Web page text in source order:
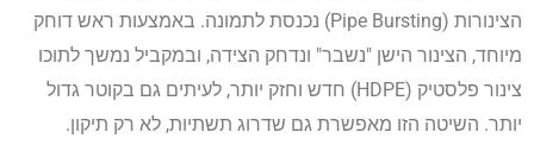
הצינורות (Pipe Bursting) נכנסת לתמונה. באמצעות ראש דוחק
מיוחד, הצינור הישן "נשבר" ונדחק הצידה, ובמקביל נמשך לתוכו
צינור פלסטיק (HDPE) חדש וחזק יותר, לעיתים גם בקוטר גדול
יותר. השיטה הזו מאפשרת גם שדרוג תשתיות, לא רק תיקון.